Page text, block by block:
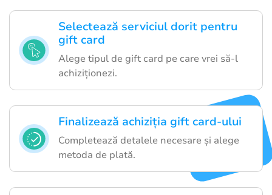
Selectează serviciul dorit pentru
gift card
Alege tipul de gift card pe care vrei să-l
achiziționezi.
Finalizează achiziția gift card-ului
Completează detalele necesare și alege
metoda de plată.